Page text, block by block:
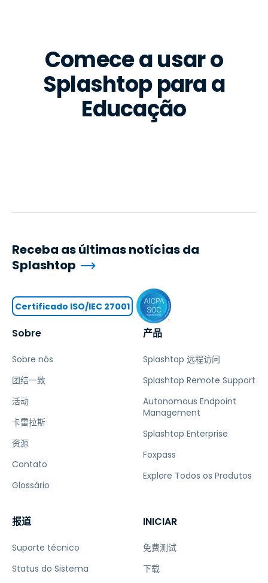
Comece a usar o
Splashtop para a
Educação
Sobre
Sobre nós
团结一致
活动
卡雷拉斯
资源
Contato
Glossário
产品
Splashtop 远程访问
Splashtop Remote Support
Autonomous Endpoint
Management
Splashtop Enterprise
Foxpass
Explore Todos os Produtos
报道
Suporte técnico
Status do Sistema
INICIAR
免费测试
下载
Receba as últimas notícias da
Splashtop
Certificado ISO/IEC 27001